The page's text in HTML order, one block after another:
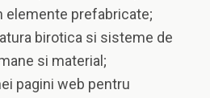
elemente prefabricate;
birotica si sisteme de
si material;
web pentru